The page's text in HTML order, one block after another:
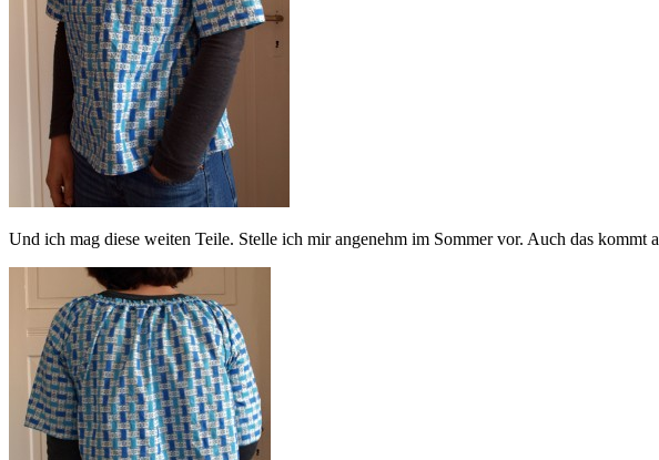
Und ich mag diese weiten Teile. Stelle ich mir angenehm im Sommer vor. Auch das kommt